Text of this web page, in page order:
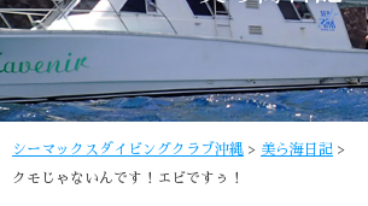
シーマックスダイビングクラブ沖縄 > 美ら海日記 >
クモじゃないんです！エビですぅ！